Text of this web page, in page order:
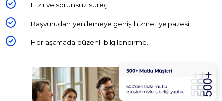
Hızlı ve sorunsuz süreç
Başvurudan yenilemeye geniş hizmet yelpazesi.
Her aşamada düzenli bilgilendirme.